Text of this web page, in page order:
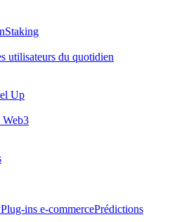
Staking
utilisateurs du quotidien
Up
Web3
Plug-ins e-commercePrédictions